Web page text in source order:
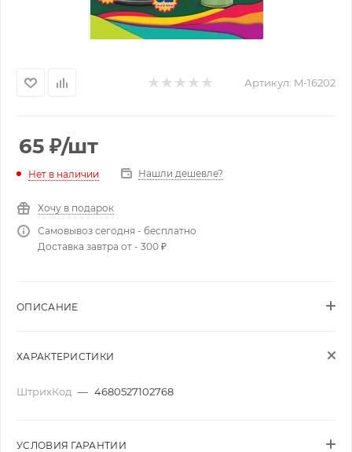
Артикул: M-16202
65 ₽/шт
Нет в наличии Нашли дешевле?
Хочу в подарок
Самовывоз сегодня - бесплатно
Доставка завтра от - 300 ₽
ОПИСАНИЕ
ХАРАКТЕРИСТИКИ
ШтрихКод — 4680527102768
УСЛОВИЯ ГАРАНТИИ